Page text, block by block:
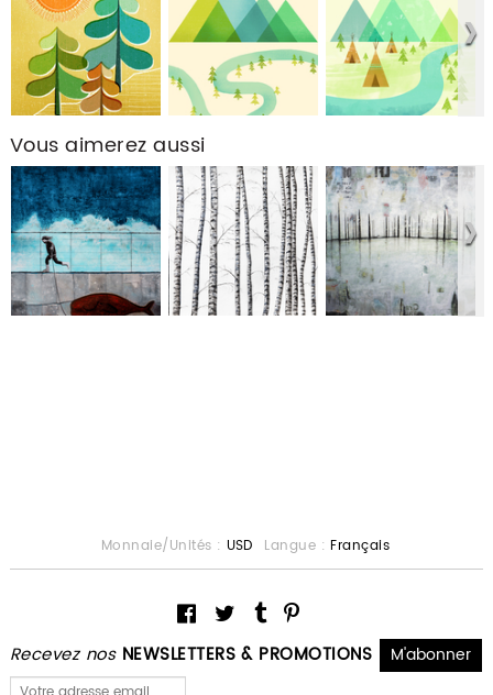
Vous aimerez aussi
Recevez nos NEWSLETTERS & PROMOTIONS
Monnaie/Unités : USD Langue : Français